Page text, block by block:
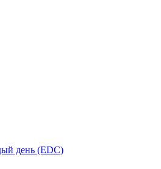
день (EDC)